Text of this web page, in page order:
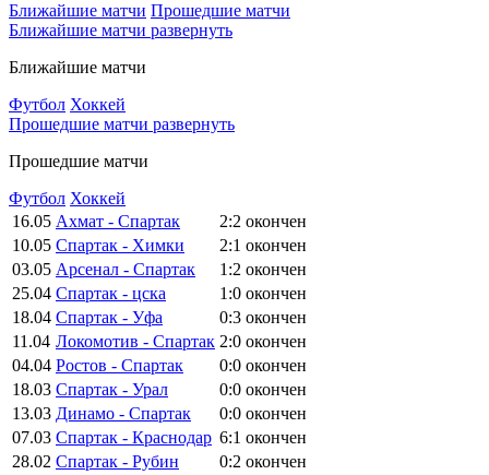
Ближайшие матчи Прошедшие матчи
Ближайшие матчи развернуть
Ближайшие матчи
Футбол Хоккей
Прошедшие матчи развернуть
Прошедшие матчи
Футбол Хоккей
16.05 Ахмат - Спартак 2:2 окончен
10.05 Спартак - Химки 2:1 окончен
03.05 Арсенал - Спартак 1:2 окончен
25.04 Спартак - цска 1:0 окончен
18.04 Спартак - Уфа 0:3 окончен
11.04 Локомотив - Спартак 2:0 окончен
04.04 Ростов - Спартак 0:0 окончен
18.03 Спартак - Урал 0:0 окончен
13.03 Динамо - Спартак 0:0 окончен
07.03 Спартак - Краснодар 6:1 окончен
28.02 Спартак - Рубин 0:2 окончен